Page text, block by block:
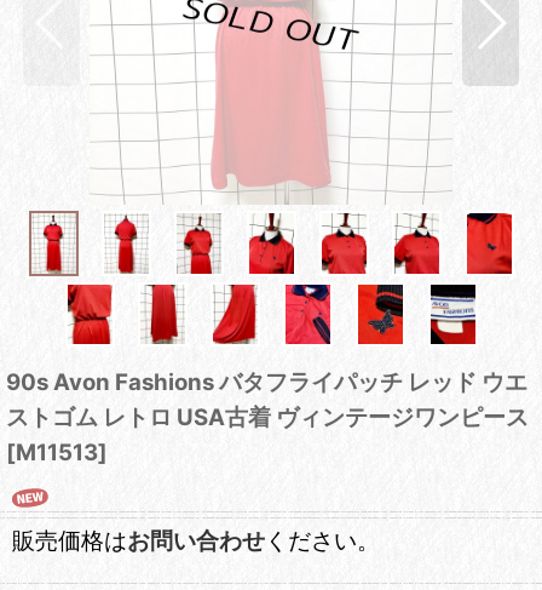
90s Avon Fashions バタフライパッチ レッド ウエ
ストゴム レトロ USA古着 ヴィンテージワンピース
[M11513]
販売価格はお問い合わせ ください。